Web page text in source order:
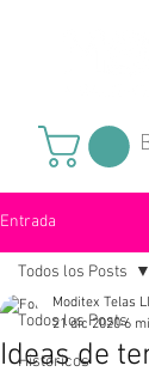
Entrada
Todos los Posts
Históricos
Todos los Posts
Ideas de
Moditex Telas
21 dic 2020 6